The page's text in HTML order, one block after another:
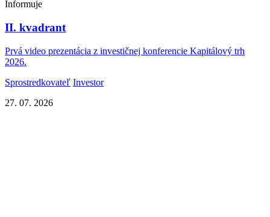
Informuje
II. kvadrant
Prvá video prezentácia z investičnej konferencie Kapitálový trh
2026.
Sprostredkovateľ Investor
27. 07. 2026